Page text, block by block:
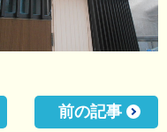
前の記事